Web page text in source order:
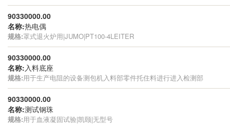
90330000.00
名称:热电偶
规格:罩式退火炉用|JUMO|PT100-4LEITER
90330000.00
名称: 入料底座
规格:用于生产电阻的设备测包机入料部零件托住料进行进入检测部
90330000.00
名称:测试钢珠
规格:用于血液凝固试验|凯颐|无型号